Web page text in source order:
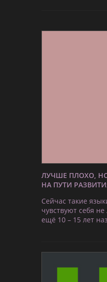
ЛУЧШЕ ПЛОХО,
НА ПУТИ
Сейчас такие
чувствуют себя
ещё 10 – 15 лет